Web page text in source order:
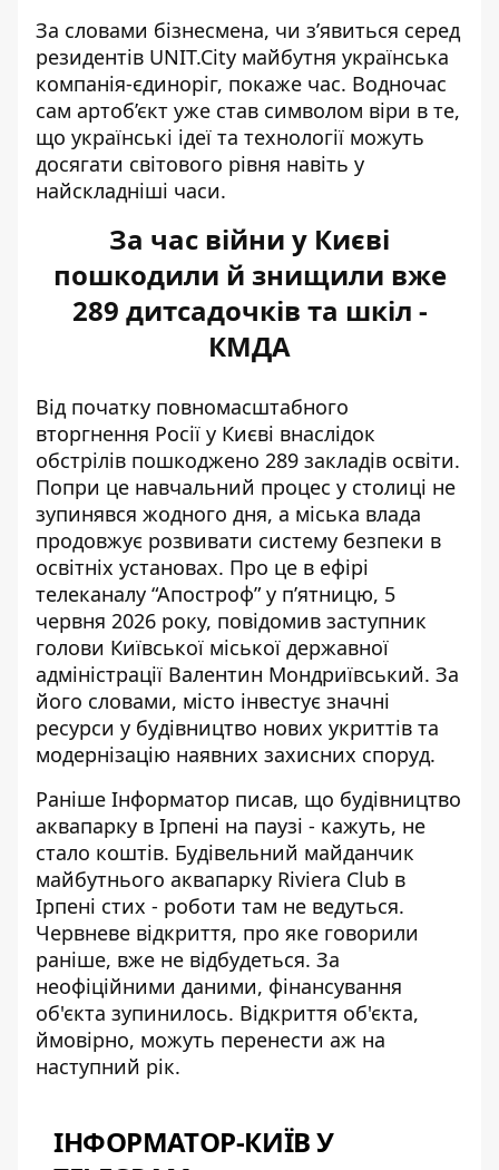
За словами бізнесмена, чи з’явиться серед
резидентів UNIT.City майбутня українська
компанія-єдиноріг, покаже час. Водночас
сам артоб’єкт уже став символом віри в те,
що українські ідеї та технології можуть
досягати світового рівня навіть у
найскладніші часи.
За час війни у Києві
пошкодили й знищили вже
289 дитсадочків та шкіл -
КМДА
Від початку повномасштабного
вторгнення Росії у Києві внаслідок
обстрілів пошкоджено 289 закладів освіти.
Попри це навчальний процес у столиці не
зупинявся жодного дня, а міська влада
продовжує розвивати систему безпеки в
освітніх установах. Про це в ефірі
телеканалу “Апостроф” у п’ятницю, 5
червня 2026 року, повідомив заступник
голови Київської міської державної
адміністрації Валентин Мондриївський. За
його словами, місто інвестує значні
ресурси у будівництво нових укриттів та
модернізацію наявних захисних споруд.
Раніше Інформатор писав, що будівництво
аквапарку в Ірпені на паузі - кажуть, не
стало коштів. Будівельний майданчик
майбутнього аквапарку Riviera Club в
Ірпені стих - роботи там не ведуться.
Червневе відкриття, про яке говорили
раніше, вже не відбудеться. За
неофіційними даними, фінансування
об'єкта зупинилось. Відкриття об'єкта,
ймовірно, можуть перенести аж на
наступний рік.
ІНФОРМАТОР-КИЇВ У